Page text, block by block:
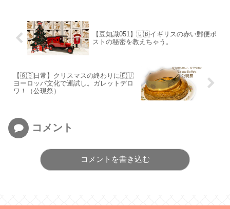
【豆知識051】🇬🇧イギリスの赤い郵便ポ
ストの秘密を教えちゃう。
【🇬🇧日常】クリスマスの終わりに🇪🇺
ヨーロッパ文化で運試し。ガレットデロ
ワ！（公現祭）
コメント
コメントを書き込む